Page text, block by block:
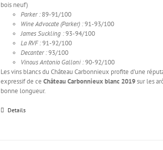
bois neuf)
Parker :89-91/100
Wine Advocate (Parker) :91-93/100
James Suckling :93-94/100
La RVF :91-92/100
Decanter :93/100
Vinous Antonio Galloni :90-92/100
Les vins blancs du Château Carbonnieux profite d’une
expressif de ceChâteau Carbonnieux blanc 2019sur les
bonne longueur.
Details